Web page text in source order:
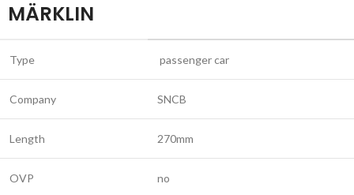
MÄRKLIN
Type passenger car
Company SNCB
Length 270mm
OVP no